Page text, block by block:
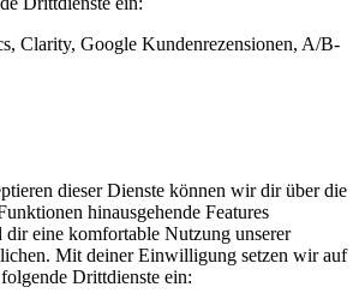
Clarity, Google Kundenrezensionen, A/B-
dieser Dienste können wir dir über die
hinausgehende Features
dir eine komfortable Nutzung unserer
Mit deiner Einwilligung setzen wir auf
Drittdienste ein: